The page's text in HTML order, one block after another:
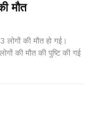
मौत
लोगों की मौत हो गई।
की मौत की पुष्टि की गई